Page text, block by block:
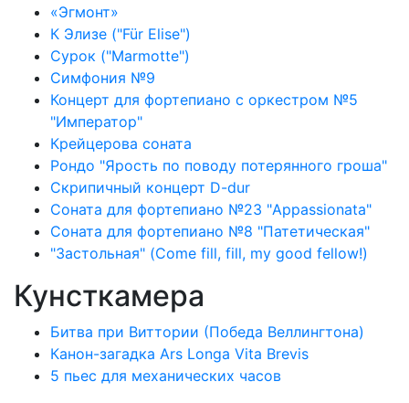
«Эгмонт»
К Элизе ("Für Elise")
Сурок ("Marmotte")
Симфония №9
Концерт для фортепиано с оркестром №5
"Император"
Крейцерова соната
Рондо "Ярость по поводу потерянного гроша"
Скрипичный концерт D-dur
Соната для фортепиано №23 "Appassionata"
Соната для фортепиано №8 "Патетическая"
"Застольная" (Come fill, fill, my good fellow!)
Кунсткамера
Битва при Виттории (Победа Веллингтона)
Канон-загадка Ars Longa Vita Brevis
5 пьес для механических часов